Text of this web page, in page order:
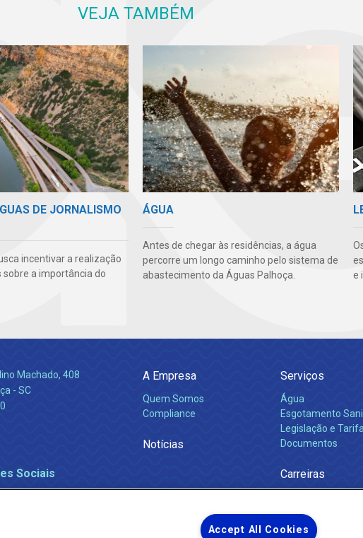
VEJA TAMBÉM
DE JORNALISMO
incentivar a realização
sobre a importância do
ÁGUA
Antes de chegar às residências, a água
percorre um longo caminho pelo sistema de
abastecimento da Águas Palhoça.
e
Machado, 408
- SC
Sociais
A Empresa
Quem Somos
Compliance
Notícias
Serviços
Água
Esgotamento
Legislação e
Documentos
Carreiras
Accept All Cookies